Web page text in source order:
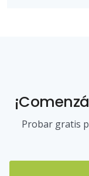
Probar gratis